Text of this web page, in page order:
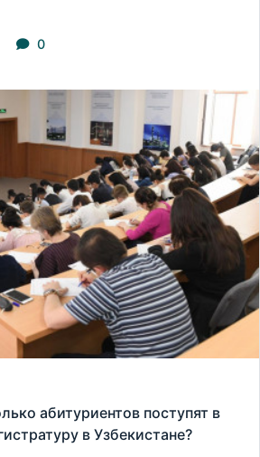
0
абитуриентов поступят в
в Узбекистане?